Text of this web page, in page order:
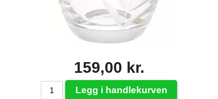
159,00 kr.
Legg i handlekurven